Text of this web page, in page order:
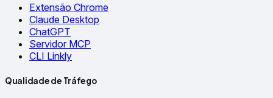
Extensão Chrome
Claude Desktop
ChatGPT
Servidor MCP
CLI Linkly
Qualidade de Tráfego